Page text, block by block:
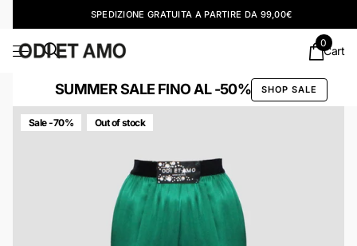
SPEDIZIONE GRATUITA A PARTIRE DA 99,00€
Cart
0
SUMMER SALE FINO AL -50% SHOP SALE
Sale -70% Out of stock